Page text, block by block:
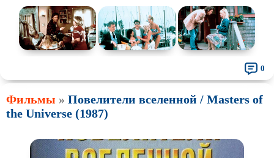
Про рыцарей Про самолёты
Про собак Про снайперов
Про супергероев Про танки
Про футбол Про хакеров
Про хоккей ифигурное
Про Юристов иАдвокатов Псевдодокументальный
0
Фильмы » Повелители вселенной / Masters of
the Universe (1987)